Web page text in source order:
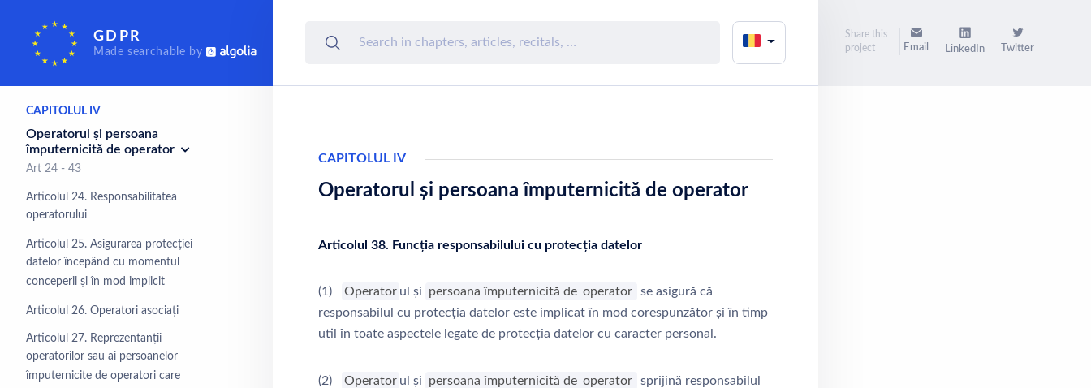
GDPR
Made searchable by
Drepturile persoanei
vizate
Art 12 - 23
CAPITOLUL IV
Operatorul și persoana
împuternicită de operator
Art 24 - 43
Articolul 24. Responsabilitatea
operatorului
Articolul 25. Asigurarea protecției
datelor începând cu momentul
conceperii și în mod implicit
Articolul 26. Operatori asociați
Articolul 27. Reprezentanții
operatorilor sau ai persoanelor
împuternicite de operatori care
CAPITOLUL IV
Operatorul și persoana împuternicită de operator
Articolul 38. Funcția responsabilului cu protecția datelor
(1) Operator ul și persoana împuternicită de operator
se asigură că
responsabilul cu protecția datelor este implicat în mod corespunzător și în timp
util în toate aspectele legate de protecția datelor cu caracter personal.
(2) Operator ul și persoana împuternicită de operator
sprijină responsabilul
Share this
project
Email LinkedIn Twitter